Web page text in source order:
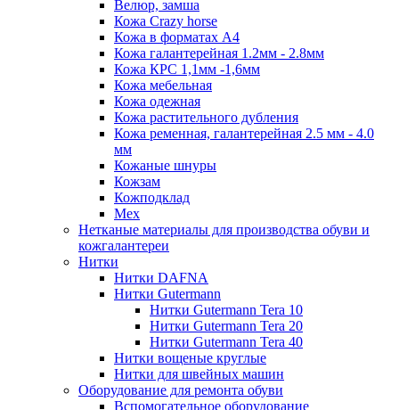
Велюр, замша
Кожа Crazy horse
Кожа в форматах А4
Кожа галантерейная 1.2мм - 2.8мм
Кожа КРС 1,1мм -1,6мм
Кожа мебельная
Кожа одежная
Кожа растительного дубления
Кожа ременная, галантерейная 2.5 мм - 4.0
мм
Кожаные шнуры
Кожзам
Кожподклад
Мех
Нетканые материалы для производства обуви и
кожгалантереи
Нитки
Нитки DAFNA
Нитки Gutermann
Нитки Gutermann Tera 10
Нитки Gutermann Tera 20
Нитки Gutermann Tera 40
Нитки вощеные круглые
Нитки для швейных машин
Оборудование для ремонта обуви
Вспомогательное оборудование